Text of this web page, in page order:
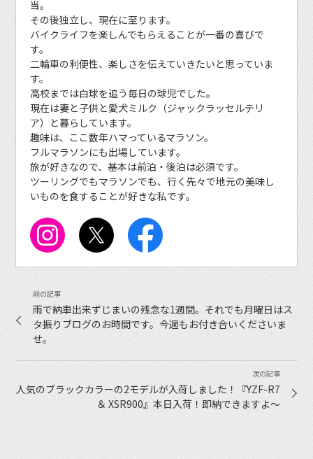
当。
その後独立し、現在に至ります。
バイクライフを楽しんでもらえることが一番の喜びで
す。
二輪車の利便性、楽しさを伝えていきたいと思っていま
す。
高校までは白球を追う毎日の球児でした。
現在は妻と子供と愛犬ミルク（ジャックラッセルテリ
ア）と暮らしています。
趣味は、ここ数年ハマっているマラソン。
フルマラソンにも出場しています。
旅が好きなので、基本は前泊・後泊は必須です。
ツーリングでもマラソンでも、行く先々で地元の美味し
いものを食することが好きな私です。
雨で納車出来ずじまいの残念な1週間。それでも月曜日はス
タ振りブログのお時間です。今週もお付き合いくださいま
せ。
人気のブラックカラーの2モデルが入荷しました！『YZF-R7
＆ XSR900』本日入荷！即納できますよ〜